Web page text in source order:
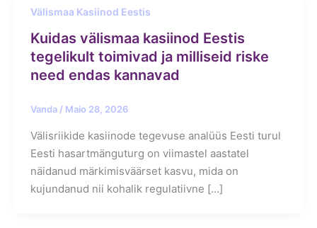
Välismaa Kasiinod Eestis
Kuidas välismaa kasiinod Eestis
tegelikult toimivad ja milliseid riske
need endas kannavad
Vanda / Maio 28, 2026
Välisriikide kasiinode tegevuse analüüs Eesti turul
Eesti hasartmänguturg on viimastel aastatel
näidanud märkimisväärset kasvu, mida on
kujundanud nii kohalik regulatiivne […]